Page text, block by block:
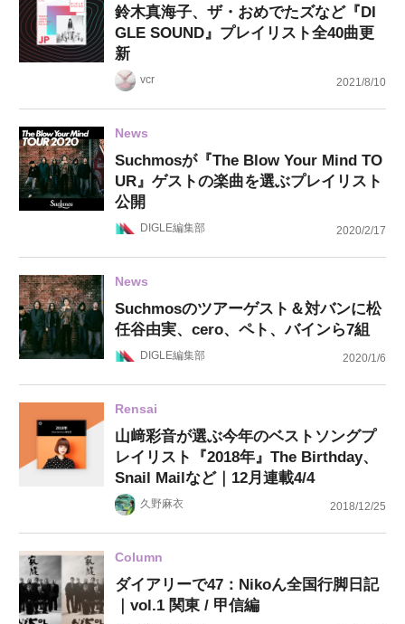
鈴木真海子、ザ・おめでたズなど『DI
GLE SOUND』プレイリスト全40曲更
新
vcr 2021/8/10
News
Suchmosが『The Blow Your Mind TO
UR』ゲストの楽曲を選ぶプレイリスト
公開
DIGLE編集部 2020/2/17
News
Suchmosのツアーゲスト＆対バンに松
任谷由実、cero、ペト、バインら7組
DIGLE編集部 2020/1/6
Rensai
山﨑彩音が選ぶ今年のベストソングプ
レイリスト『2018年』The Birthday、
Snail Mailなど｜12月連載4/4
久野麻衣 2018/12/25
Column
ダイアリーで47：Nikoん全国行脚日記
｜vol.1 関東 / 甲信編